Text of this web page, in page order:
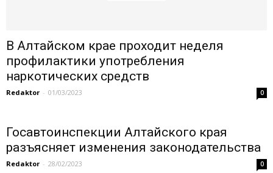
В Алтайском крае проходит неделя
профилактики употребления
наркотических средств
Redaktor - 01/03/2023 0
Госавтоинспекции Алтайского края
разъясняет изменения законодательства
Redaktor - 28/02/2023 0